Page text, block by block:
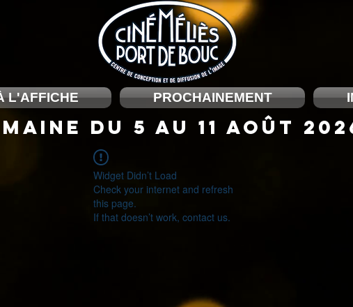
L'AFFICHE PROCHAINEMENT
DU 5 au 11 août
Widget Didn’t Load
Check your internet and refresh
this page.
If that doesn’t work, contact us.